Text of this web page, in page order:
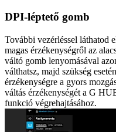
DPI-léptető gomb
További vezérléssel láthatod
magas érzékenységről az
váltó gomb lenyomásával
válthatsz, majd szükség
érzékenységre a gyors
váltás érzékenységét a G
funkció végrehajtásához.